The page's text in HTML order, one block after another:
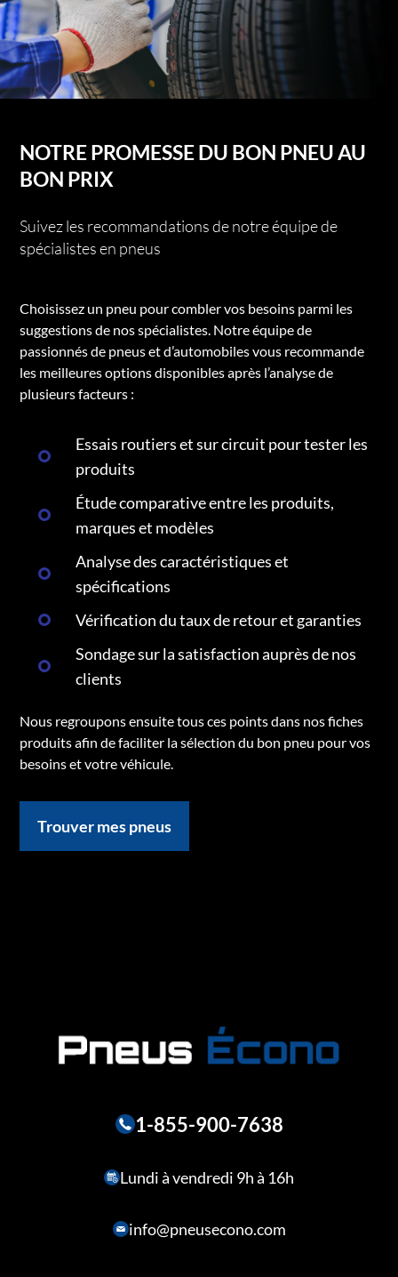
NOTRE PROMESSE DU BON PNEU AU
BON PRIX
Suivez les recommandations de notre équipe de
spécialistes en pneus
Choisissez un pneu pour combler vos besoins parmi les
suggestions de nos spécialistes. Notre équipe de
passionnés de pneus et d’automobiles vous recommande
les meilleures options disponibles après l’analyse de
plusieurs facteurs :
Essais routiers et sur circuit pour tester les
produits
Étude comparative entre les produits,
marques et modèles
Analyse des caractéristiques et
spécifications
Vérification du taux de retour et garanties
Sondage sur la satisfaction auprès de nos
clients
Nous regroupons ensuite tous ces points dans nos fiches
produits afin de faciliter la sélection du bon pneu pour vos
besoins et votre véhicule.
Trouver mes pneus
1-855-900-7638
Lundi à vendredi 9h à 16h
info@pneusecono.com